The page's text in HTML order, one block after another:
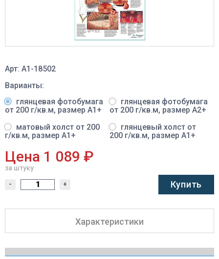
Арт: A1-18502
Варианты:
глянцевая фотобумага
от 200 г/кв.м, размер A1+
глянцевая фотобумага
от 200 г/кв.м, размер A2+
матовый холст от 200
г/кв.м, размер A1+
глянцевый холст от
200 г/кв.м, размер A1+
Цена 1 089 ₽
за штуку
- + Купить
Характеристики